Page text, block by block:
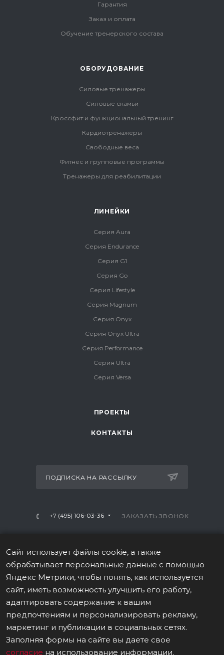
Гарантия
Заказ и оплата
Обучение тренерского состава
ОБОРУДОВАНИЕ
Силовые тренажеры
Силовые скамьи
Кроссфит и функциональный тренинг
Кардиотренажеры
Свободные веса
Фитнес и групповые программы
Тренажеры для реабилитации
ЛИНЕЙКИ
Серия Aura
Серия Endurance
Серия G1
Серия Go
Серия Lifestyle
Серия Magnum
Серия Onyx
Серия Onyx Ultra
Серия Performance
Серия Ultra
Серия Versa
ПРОЕКТЫ
КОНТАКТЫ
ПОДПИСКА НА РАССЫЛКУ
+7 (495) 106-03-36 ЗАКАЗАТЬ ЗВОНОК
г. Москва, Варшавское ш., 28А, 1 этаж
ПОЛИТИКА В ОТНОШЕНИИ ОБРАБОТКИ ПЕРСОНАЛЬНЫХ
ДАННЫХ
Сайт использует файлы cookie, а также
обрабатывает персональные данные с помощью
Яндекс Метрики, чтобы понять, как используется
сайт, иметь возможность улучшить его работу,
адаптировать содержание к вашим
предпочтениям и персонализировать рекламу,
маркетинг и публикации в социальных сетях.
Заполняя формы на сайте вы даете свое
согласие на использование информации.